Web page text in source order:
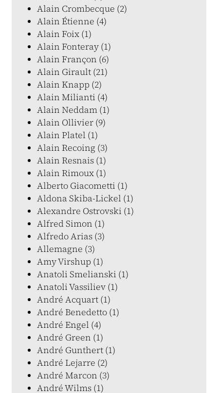
Alain Crombecque (2)
Alain Étienne (4)
Alain Foix (1)
Alain Fonteray (1)
Alain Françon (6)
Alain Girault (21)
Alain Knapp (2)
Alain Milianti (4)
Alain Neddam (1)
Alain Ollivier (9)
Alain Platel (1)
Alain Recoing (3)
Alain Resnais (1)
Alain Rimoux (1)
Alberto Giacometti (1)
Aldona Skiba-Lickel (1)
Alexandre Ostrovski (1)
Alfred Simon (1)
Alfredo Arias (3)
Allemagne (3)
Amy Virshup (1)
Anatoli Smelianski (1)
Anatoli Vassiliev (1)
André Acquart (1)
André Benedetto (1)
André Engel (4)
André Green (1)
André Gunthert (1)
André Lejarre (2)
André Marcon (3)
André Wilms (1)